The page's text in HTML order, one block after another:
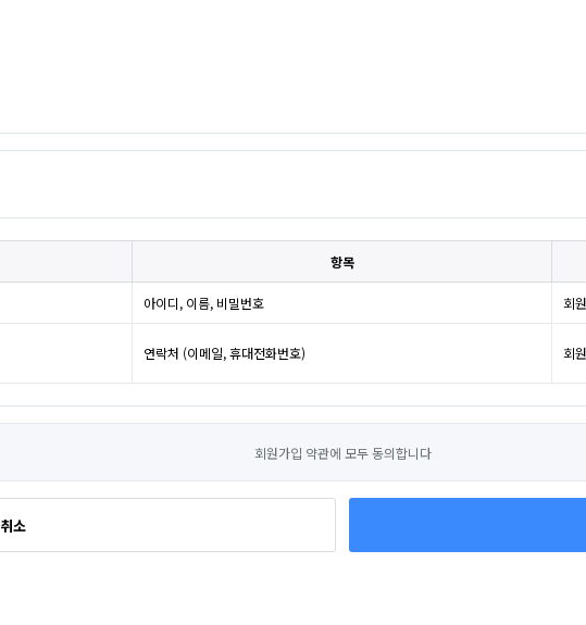
항목
아이디, 이름, 비밀번호 회
연락처 (이메일, 휴대전화번호) 회
회원가입 약관에 모두 동의합니다
취소